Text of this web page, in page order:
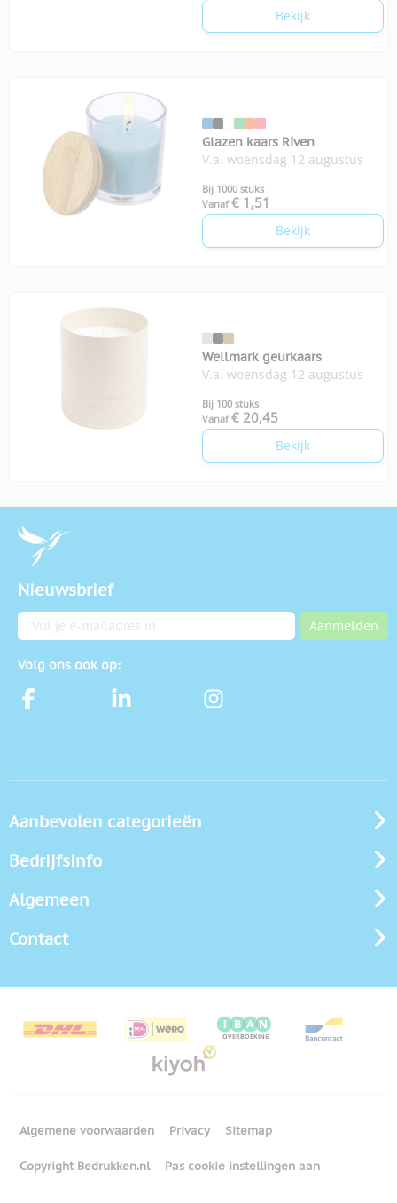
Bekijk
Glazen kaars Riven
V.a. woensdag 12 augustus
Bij 1000 stuks
Vanaf € 1,51
Bekijk
Wellmark geurkaars
V.a. woensdag 12 augustus
Bij 100 stuks
Vanaf € 20,45
Bekijk
Nieuwsbrief
E-mailadres Aanmelden
Volg ons ook op:
Aanbevolen categorieën
Bedrijfsinfo
Algemeen
Contact
Algemene voorwaarden Privacy Sitemap
Copyright Bedrukken.nl Pas cookie instellingen aan